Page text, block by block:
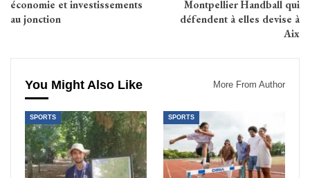
économie et investissements
au jonction
Montpellier Handball qui
défendent à elles devise à
Aix
You Might Also Like More From Author
SPORTS SPORTS